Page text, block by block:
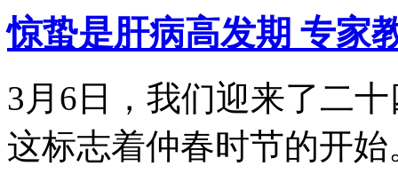
惊蛰是肝病高发期 专家
3月6日，我们迎来了二
这标志着仲春时节的开